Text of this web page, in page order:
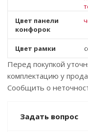
Цвет панели
конфорок
Цвет рамки
Перед покупкой
комплектацию у
Сообщить о
Задать вопрос